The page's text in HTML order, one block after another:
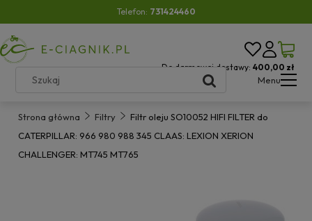
Telefon: 731424460
Do darmowej dostawy: 400,00 zł
Menu
Strona główna Filtry
Filtr oleju SO10052 HIFI FILTER do
CATERPILLAR: 966 980 988 345 CLAAS: LEXION XERION
CHALLENGER: MT745 MT765